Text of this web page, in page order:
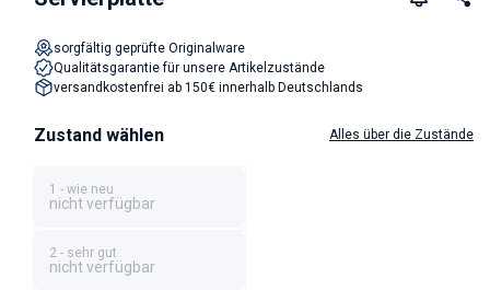
sorgfältig geprüfte Originalware
Qualitätsgarantie für unsere Artikelzustände
versandkostenfrei ab 150€ innerhalb Deutschlands
Zustand wählen Alles über die Zustände
1 - wie neu
nicht verfügbar
2 - sehr gut
nicht verfügbar